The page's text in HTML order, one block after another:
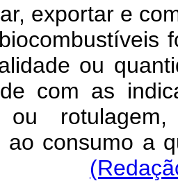
exportar e
ou
com as
ou
ao consumo a